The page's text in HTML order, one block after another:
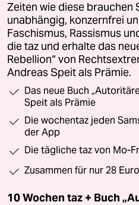
Zeiten wie diese brauchen
unabhängig, konzernfrei
Faschismus, Rassismus
die taz und erhalte das
Rebellion“ von
Andreas Speit als Prämie.
Das neue Buch
Speit als Prämie
Die wochentaz jeden
der App
Die tägliche taz von Mo-
Zusammen für nur 28 Euro
10 Wochen taz + Buch